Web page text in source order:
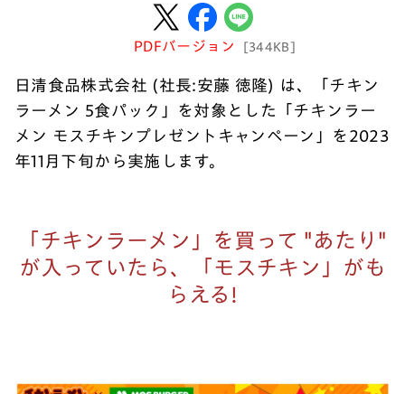
PDFバージョン [344KB]
日清食品株式会社 (社長:安藤 徳隆) は、「チキン
ラーメン 5食パック」を対象とした「チキンラー
メン モスチキンプレゼントキャンペーン」を2023
年11月下旬から実施します。
「チキンラーメン」を買って "あたり"
が入っていたら、「モスチキン」がも
らえる!